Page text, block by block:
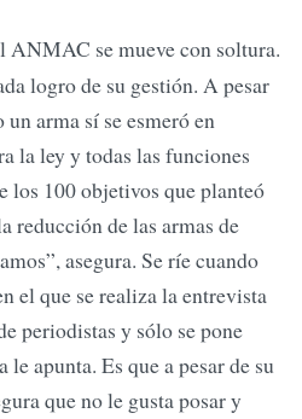
ANMAC se mueve con soltura.
logro de su gestión. A pesar
arma sí se esmeró en
la ley y todas las funciones
los 100 objetivos que planteó
reducción de las armas de
asegura. Se ríe cuando
el que se realiza la entrevista
periodistas y sólo se pone
apunta. Es que a pesar de su
que no le gusta posar y